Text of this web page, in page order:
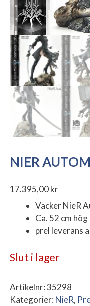
NIER
17.395,00kr
Vacker NieR
Ca. 52 cm hög
prel leverans
Slut i lager
Artikelnr:35298
Kategorier: NieR,